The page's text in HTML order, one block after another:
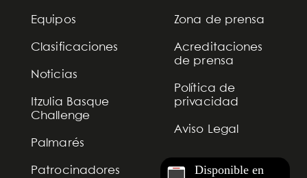
Equipos
Clasificaciones
Noticias
Itzulia Basque
Challenge
Palmarés
Patrocinadores
Zona de prensa
Acreditaciones
de prensa
Política de
privacidad
Aviso Legal